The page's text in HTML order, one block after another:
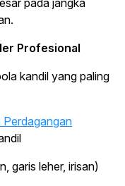
pada jangka
Profesional
kandil yang paling
Perdagangan
garis leher, irisan)